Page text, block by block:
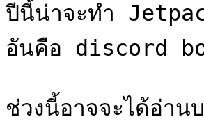
ปีนี้น่าจะทำ
อันคือ discord
ช่วงนี้อาจจะได้อ่าน